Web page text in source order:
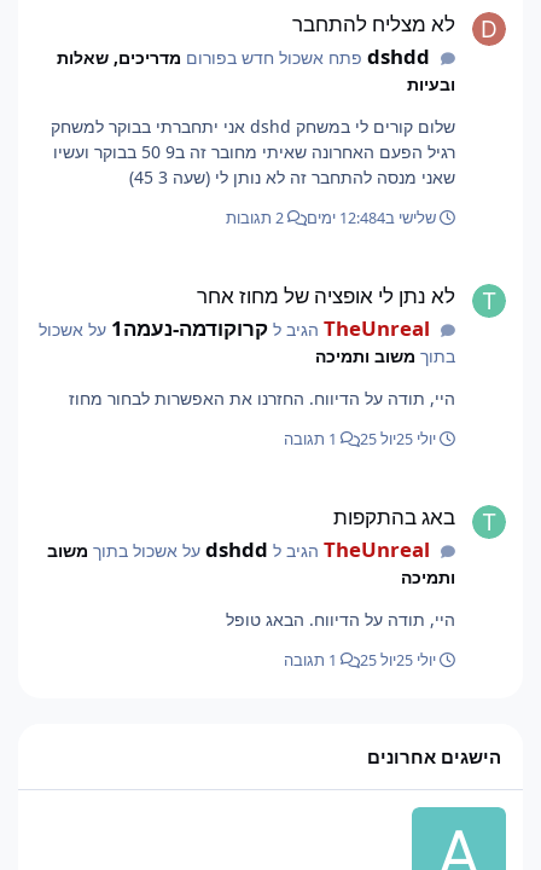
לא מצליח להתחבר
dshddפתח אשכול חדש בפורום מדריכים, שאלות
ובעיות
שלום קורים לי במשחק dshd אני יתחברתי בבוקר למשחק
רגיל הפעם האחרונה שאיתי מחובר זה ב9 50 בבוקר ועשיו
שאני מנסה להתחבר זה לא נותן לי (שעה 3 45)
שלישי ב12:484 ימים
לא נתן לי אופציה של מחוז אחר
TheUnrealהגיב ל קרוקודמה-נעמה1
על אשכול
בתוך משוב ותמיכה
היי, תודה על הדיווח. החזרנו את האפשרות לבחור מחוז
יולי 25 יול 25
באג בהתקפות
TheUnrealהגיב ל dshddעל אשכול בתוך משוב
ותמיכה
היי, תודה על הדיווח. הבאג טופל
יולי 25 יול 25
הישגים אחרונים